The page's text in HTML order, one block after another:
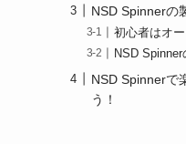
NSD Spinnerの
初心者はオ
NSD Spinner
NSD Spinnerで
う！